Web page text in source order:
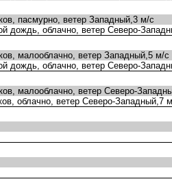
пасмурно, ветер Западный,3 м/с
дождь, облачно, ветер Северо-
малооблачно, ветер Западный,5 м/с
дождь, облачно, ветер Северо-
малооблачно, ветер Северо-
облачно, ветер Северо-Западный,7